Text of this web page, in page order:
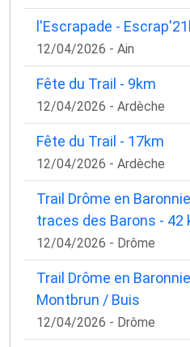
l'Escrapade -
12/04/2026 - Ain
Fête du Trail - 9km
12/04/2026 - Ardèche
Fête du Trail - 17km
12/04/2026 - Ardèche
Trail Drôme en
traces des Barons - 42
12/04/2026 - Drôme
Trail Drôme en
Montbrun / Buis
12/04/2026 - Drôme